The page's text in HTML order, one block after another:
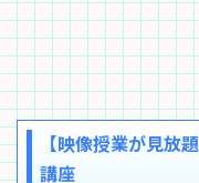
【映像授業が見放
講座